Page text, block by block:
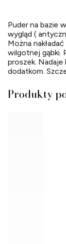
Puder na bazie
wygląd (
Można
wilgotnej gąbki.
proszek.
dodatkom.
Produkty